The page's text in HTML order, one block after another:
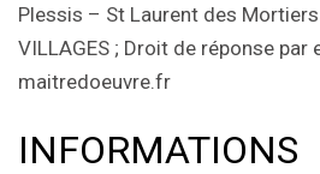
Plessis – St Laurent des Mortiers
VILLAGES ; Droit de réponse par
maitredoeuvre.fr
INFORMATIONS